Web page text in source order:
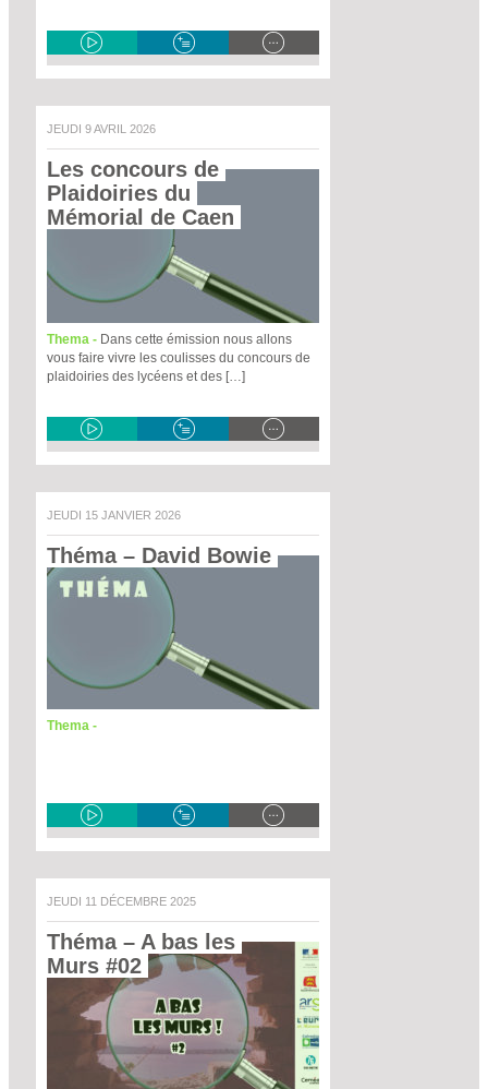
JEUDI 9 AVRIL 2026
Les concours de
Plaidoiries du
Mémorial de Caen
Thema - Dans cette émission nous allons
vous faire vivre les coulisses du concours de
plaidoiries des lycéens et des […]
JEUDI 15 JANVIER 2026
Théma – David Bowie
Thema -
JEUDI 11 DÉCEMBRE 2025
Théma – A bas les
Murs #02